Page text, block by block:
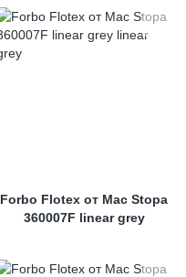
Forbo Flotex от Mac Stopa
360007F linear grey